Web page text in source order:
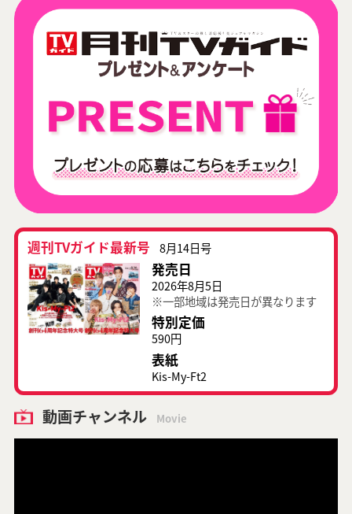
週刊TVガイド最新号 8月14日号
発売日
2026年8月5日
※一部地域は発売日が異なります
特別定価
590円
表紙
Kis-My-Ft2
動画チャンネル Movie